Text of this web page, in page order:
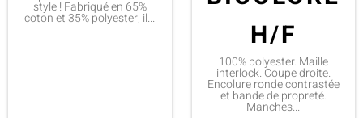
style ! Fabriqué en 65%
coton et 35% polyester, il...
H/F
100% polyester. Maille
interlock. Coupe droite.
Encolure ronde contrastée
et bande de propreté.
Manches...